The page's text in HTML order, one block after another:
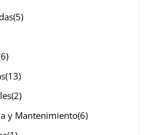
(5)
(13)
(2)
y Mantenimiento(6)